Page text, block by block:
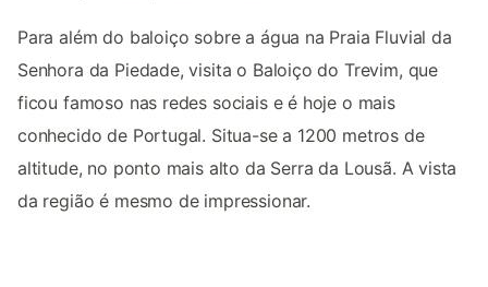
Para além do baloiço sobre a água na Praia Fluvial da
Senhora da Piedade, visita o Baloiço do Trevim, que
ficou famoso nas redes sociais e é hoje o mais
conhecido de Portugal. Situa-se a 1200 metros de
altitude, no ponto mais alto da Serra da Lousã. A vista
da região é mesmo de impressionar.